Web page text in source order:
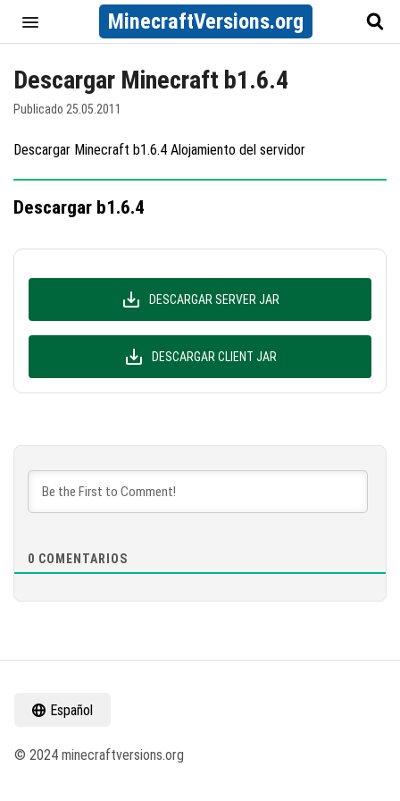
MinecraftVersions.org
Descargar Minecraft b1.6.4
Publicado 25.05.2011
Descargar Minecraft b1.6.4 Alojamiento del servidor
Descargar b1.6.4
DESCARGAR SERVER JAR
DESCARGAR CLIENT JAR
0 COMENTARIOS
Español
© 2024 minecraftversions.org